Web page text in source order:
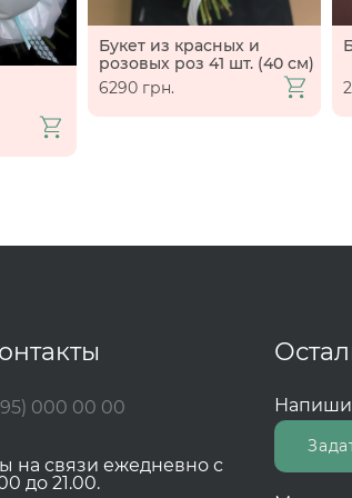
Букет из красных и
розовых роз 41 шт. (40 см)
6290 грн.
000 00 00
на связи ежедневно с
до 21.00.